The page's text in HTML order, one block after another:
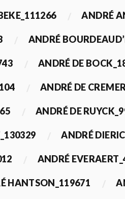
ANDRÉ
ANDRÉ
ANDRÉ DE
ANDRÉ DE
ANDRÉ DE
ANDRÉ
ANDRÉ
HANTSON_119671